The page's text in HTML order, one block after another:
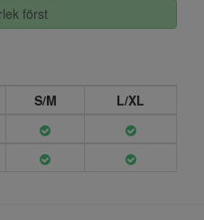
först
S/M
L/XL